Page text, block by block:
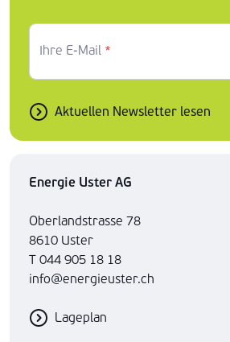
Ihre E-Mail *
Aktuellen Newsletter lesen
Energie Uster AG
Oberlandstrasse 78
8610 Uster
T 044 905 18 18
info@energieuster.ch
Lageplan